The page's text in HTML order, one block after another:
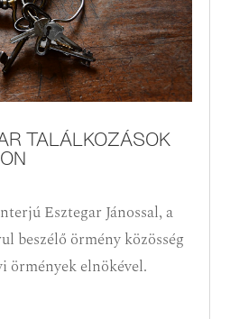
TALÁLKOZÁSOK
Esztegar Jánossal, a
beszélő örmény közösség
örmények elnökével.